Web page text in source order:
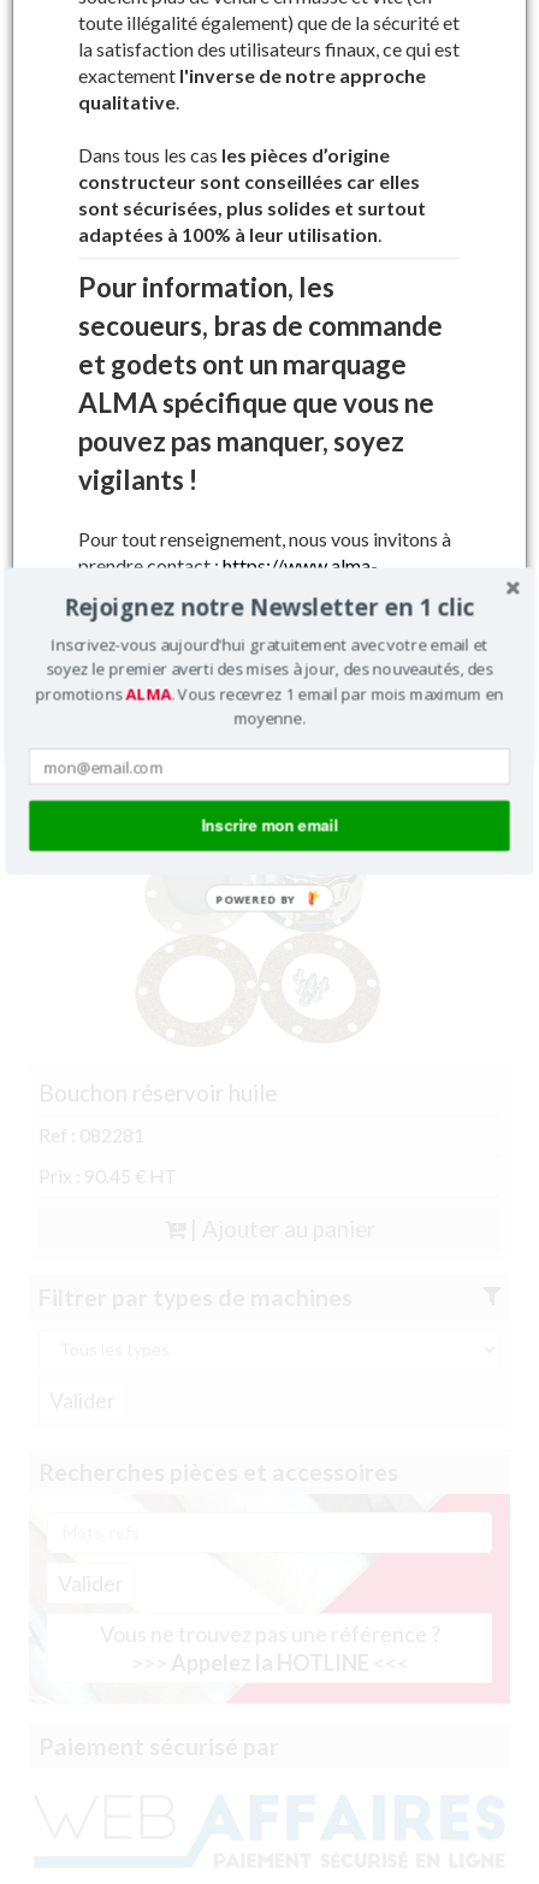
toute illégalité également) que de la sécurité et
la satisfaction des utilisateurs finaux, ce qui est
exactement l'inverse de notre approche
qualitative.
Dans tous les cas les pièces d’origine
constructeur sont conseillées car elles
sont sécurisées, plus solides et surtout
adaptées à 100% à leur utilisation.
Pour information, les
secoueurs, bras de commande
et godets ont un marquage
ALMA spécifique que vous ne
pouvez pas manquer, soyez
vigilants !
Pour tout renseignement, nous vous invitons à
prendre contact : https://www.alma-
france.com/fr/contact/
Fermer
Où trouver votre numéro de série ?
Réservoirs d'huile
Ref : AL5267
Prix : 48.9 € HT
| Ajouter au panier
Bouchon réservoir huile
Ref : 082281
Prix : 90.45 € HT
Rejoignez notre Newsletter en 1 clic
Inscrivez-vous aujourd'hui gratuitement avec votre email et
soyez le premier averti des mises à jour, des nouveautés, des
promotionsALMA. Vous recevrez 1 email par mois maximum en
moyenne.
Inscrire mon email
POWERED BY